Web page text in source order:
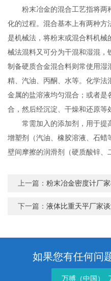
粉末冶金的混合工艺指将两
化的过程。混合基本上有两种方
是机械法，将粉末或混合料机
械法混料又可分为干混和湿混，
制备硬质合金混合料则常使用
精、汽油、丙酮、水等。化学法
金属的盐溶液均匀混合；或者
合，然后经沉淀、干燥和还原等
常需加入的添加剂，用于提
增塑剂（汽油、橡胶溶液、石
壁间摩擦的润滑剂（硬质酸锌、
上一篇：粉末冶金密度计厂
下一篇：液体比重天平厂家
如果您有任何问
万搏（中国）_